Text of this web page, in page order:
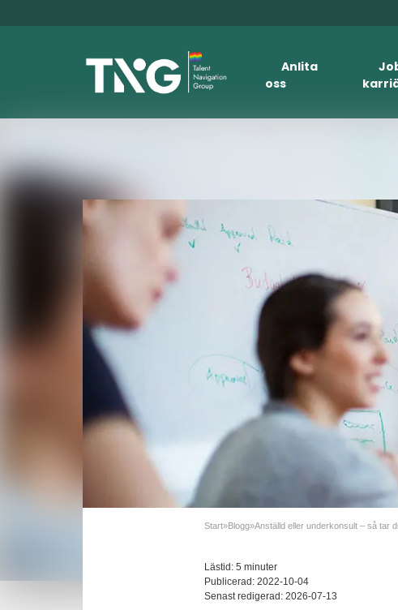
Anlita
oss
Start»Blogg»
Lästid: 5 minuter
Publicerad: 2022-10-04
Senast redigerad: 2026-07-13